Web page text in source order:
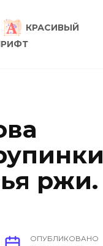
КРАСИВЫЙ
ржи.
ОПУБЛИКОВАНО